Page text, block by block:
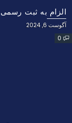
الزام به ثبت
آگوست 6, 2024
0